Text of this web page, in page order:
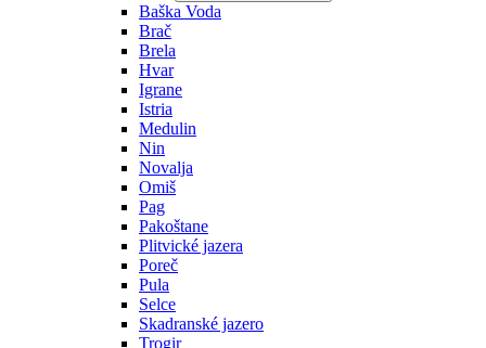
Baška Voda
Brač
Brela
Hvar
Igrane
Istria
Medulin
Nin
Novalja
Omiš
Pag
Pakoštane
Plitvické jazera
Poreč
Pula
Selce
Skadranské jazero
Trogir